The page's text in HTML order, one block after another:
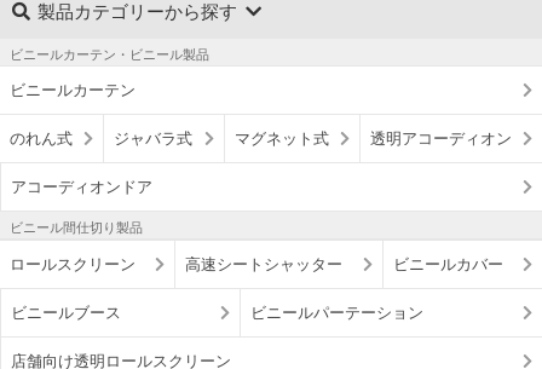
製品カテゴリーから探す
ビニールカーテン・ビニール製品
ビニールカーテン
のれん式 ジャバラ式 マグネット式 透明アコーディオン
アコーディオンドア
ビニール間仕切り製品
ロールスクリーン 高速シートシャッター ビニールカバー
ビニールブース ビニールパーテーション
店舗向け透明ロールスクリーン